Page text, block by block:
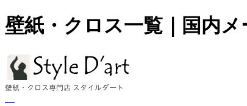
壁紙・クロス一覧｜国内